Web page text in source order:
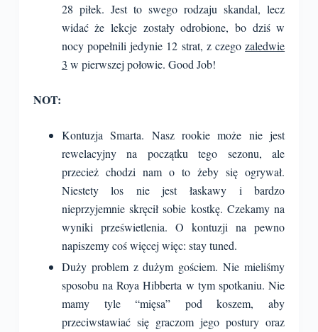
28 piłek. Jest to swego rodzaju skandal, lecz
widać że lekcje zostały odrobione, bo dziś w
nocy popełnili jedynie 12 strat, z czegozaledwie
3 w pierwszej połowie. Good Job!
NOT:
Kontuzja Smarta. Nasz rookie może nie jest
rewelacyjny na początku tego sezonu, ale
przecież chodzi nam o to żeby się ogrywał.
Niestety los nie jest łaskawy i bardzo
nieprzyjemnie skręcił sobie kostkę. Czekamy na
wyniki prześwietlenia. O kontuzji na pewno
napiszemy coś więcej więc: stay tuned.
Duży problem z dużym gościem. Nie mieliśmy
sposobu na Roya Hibberta w tym spotkaniu. Nie
mamy tyle “mięsa” pod koszem, aby
przeciwstawiać się graczom jego postury oraz